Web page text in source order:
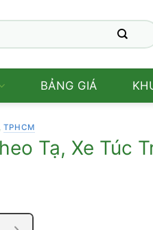
BẢNG GIÁ
, TPHCM
Tạ, Xe Túc